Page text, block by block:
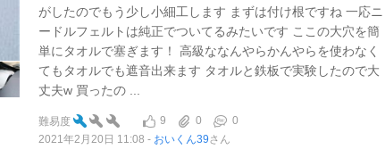
がしたのでもう少し小細工します まずは付け根ですね 一応ニ
ードルフェルトは純正でついてるみたいです ここの大穴を簡
単にタオルで塞ぎます！ 高級ななんやらかんやらを使わなく
てもタオルでも遮音出来ます タオルと鉄板で実験したので大
丈夫w 買ったの ...
難易度 9 0
0
2021年2月20日 11:08
おいくん39さん